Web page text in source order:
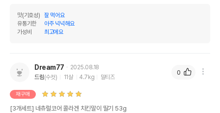
맛(기호성)
잘 먹어요
유통기한
아주 넉넉해요
가성비
최고에요
Dream77
2025.08.18
드림(수컷) 11살 4.7kg 말티즈
재구매
[3개세트] 네츄럴코어 콜라겐 치킨말이 딸기 53g
0